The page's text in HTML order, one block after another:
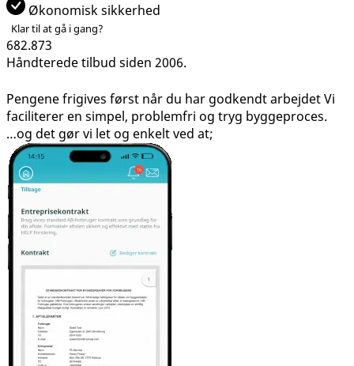
Økonomisk sikkerhed
Klar til at gå i gang?
682.873
Håndterede tilbud siden 2006.
Pengene frigives først når du har godkendt arbejdetVi
faciliterer en simpel, problemfri og tryg byggeproces.
…og det gør vi let og enkelt ved at;